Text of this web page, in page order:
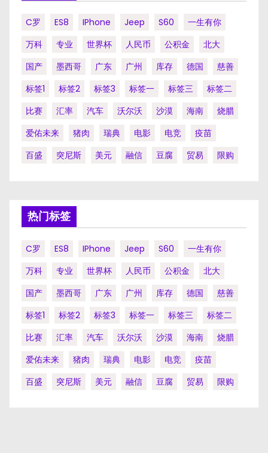
C罗 ES8 IPhone Jeep S60
一生有你
万科
专业 世界杯 人民币 公积金
北大
国产
墨西哥 广东 广州 库存 德国
慈善
标签1
标签2 标签3 标签一 标签三
标签二
比赛
汇率 汽车 沃尔沃 沙漠 海南
烧腊
爱佑未来
猪肉 瑞典 电影 电竞
疫苗
百盛
突尼斯 美元 融信 豆腐 贸易 限购
热门标签
C罗 ES8 IPhone Jeep S60
一生有你
万科
专业 世界杯 人民币 公积金
北大
国产
墨西哥 广东 广州 库存 德国
慈善
标签1
标签2 标签3 标签一 标签三
标签二
比赛
汇率 汽车 沃尔沃 沙漠 海南
烧腊
爱佑未来
猪肉 瑞典 电影 电竞
疫苗
百盛
突尼斯 美元 融信 豆腐 贸易 限购